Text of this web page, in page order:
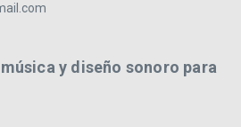
y diseño sonoro para